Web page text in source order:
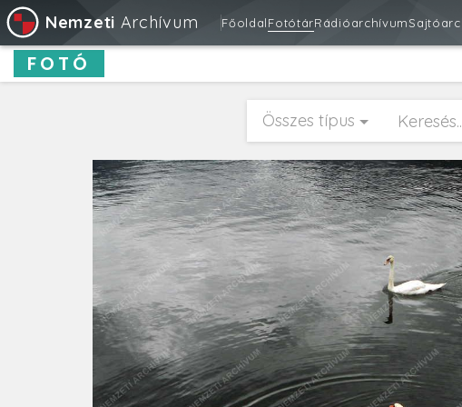
Nemzeti Archívum FőoldalFotótárRádióarchívum
FOTÓ
Összes típus